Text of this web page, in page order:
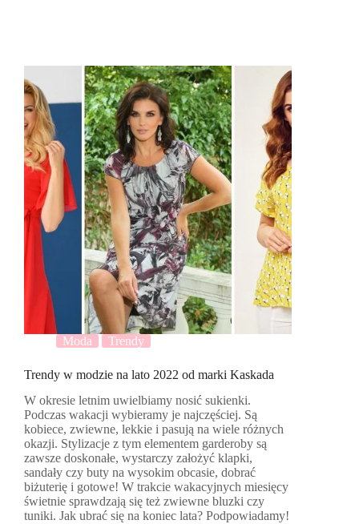
Moda Trendy
Trendy w modzie na lato 2022 od marki Kaskada
W okresie letnim uwielbiamy nosić sukienki.
Podczas wakacji wybieramy je najczęściej. Są
kobiece, zwiewne, lekkie i pasują na wiele różnych
okazji. Stylizacje z tym elementem garderoby są
zawsze doskonałe, wystarczy założyć klapki,
sandały czy buty na wysokim obcasie, dobrać
biżuterię i gotowe! W trakcie wakacyjnych miesięcy
świetnie sprawdzają się też zwiewne bluzki czy
tuniki. Jak ubrać się na koniec lata? Podpowiadamy!